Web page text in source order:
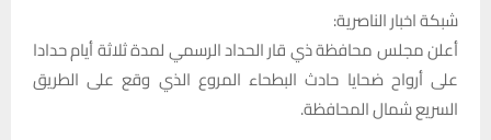
شبكة اخبار الناصرية:
أعلن مجلس محافظة ذي قار الحداد الرسمي لمدة ثلاثة أيام حدادا
على أرواح ضحايا حادث البطحاء المروع الذي وقع على الطريق
السريع شمال المحافظة.